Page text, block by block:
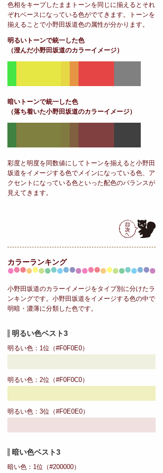
色相をキープしたままトーンを同じに揃えるとそれ
ぞれベースになっている色がでてきます。トーンを
揃えることで小野田坂道色の属性が分かります。
明るいトーンで統一した色
（澄んだ小野田坂道のカラーイメージ）
暗いトーンで統一した色
（落ち着いた小野田坂道のカラーイメージ）
彩度と明度を同数値にしてトーンを揃えると小野田
坂道をイメージする色でメインになっている色、ア
クセントになっている色といった配色のバランスが
見えてきます。
カラーランキング
小野田坂道のカラーイメージをタイプ別に分けたラ
ンキングです。小野田坂道をイメージする色の中で
明暗・濃薄に分類した色です。
明るい色ベスト3
明るい色：1位（#F0F0E0）
明るい色：2位（#F0F0C0）
明るい色：3位（#F0E0E0）
暗い色ベスト3
暗い色：1位（#200000）